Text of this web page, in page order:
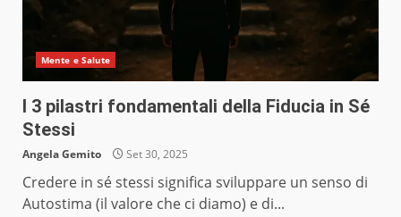
Mente e Salute
I 3 pilastri fondamentali della Fiducia in Sé
Stessi
Angela Gemito Set 30, 2025
Credere in sé stessi significa sviluppare un senso di
Autostima (il valore che ci diamo) e di...